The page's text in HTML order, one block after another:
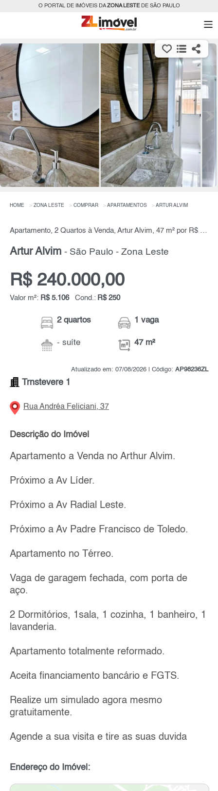
O PORTAL DE IMÓVEIS DAZONA LESTEDE SÃO PAULO
HOME ZONA LESTE COMPRAR APARTAMENTOS ARTUR ALVIM
Apartamento, 2 Quartos à Venda, Artur Alvim, 47 m² por R$ 240.000,00
Artur Alvim - São Paulo - Zona Leste
R$ 240.000,00
Valor m²: R$ 5.106 Cond.: R$ 250
2 quartos
- suíte
1 vaga
47 m²
Atualizado em: 07/08/2026 | Código: AP98236ZL
Trnstevere 1
Rua Andréa Feliciani, 37
Descrição do Imóvel
Apartamento a Venda no Arthur Alvim.
Próximo a Av Líder.
Próximo a Av Radial Leste.
Próximo a Av Padre Francisco de Toledo.
Apartamento no Térreo.
Vaga de garagem fechada, com porta de
aço.
2 Dormitórios, 1sala, 1 cozinha, 1 banheiro, 1
lavanderia.
Apartamento totalmente reformado.
Aceita financiamento bancário e FGTS.
Realize um simulado agora mesmo
gratuitamente.
Agende a sua visita e tire as suas duvida
Endereço do Imóvel: